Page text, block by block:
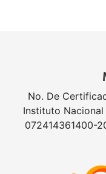
No. De
Instituto
072414361400-